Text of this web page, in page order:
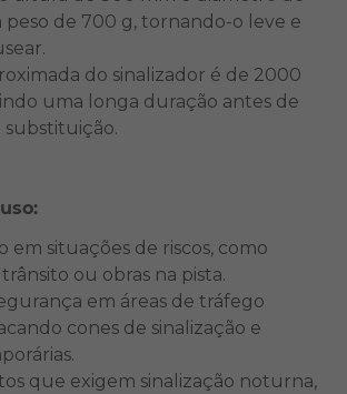
peso de 700 g, tornando-o leve e
do sinalizador é de 2000
uma longa duração antes de
substituição.
em situações de riscos, como
ou obras na pista.
em áreas de tráfego
cones de sinalização e
que exigem sinalização noturna,